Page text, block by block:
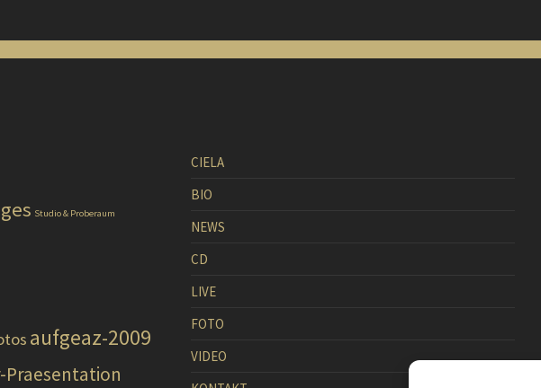
Studio & Proberaum
aufgeaz-2009
Praesentation
CIELA
BIO
NEWS
CD
LIVE
FOTO
VIDEO